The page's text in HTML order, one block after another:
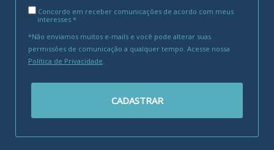
Concordo em receber comunicações de acordo com meus
interesses.*
*Não enviamos muitos e-mails e você pode alterar suas
permissões de comunicação a qualquer tempo. Acesse nossa
Política de Privacidade.
CADASTRAR